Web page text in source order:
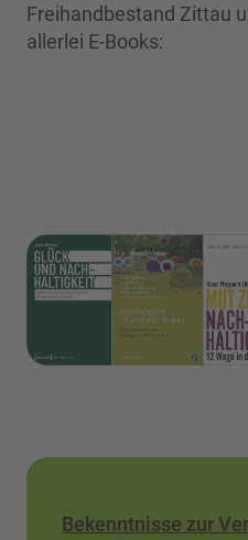
Freihandbestand Zittau
allerlei E-Books:
Bekenntnisse zur